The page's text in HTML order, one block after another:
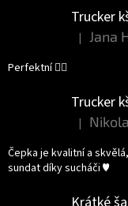
Trucker
| Jana
Perfektní 👌🏻
Trucker
|
Čepka je kvalitní a
sundat díky sucháči ♥️